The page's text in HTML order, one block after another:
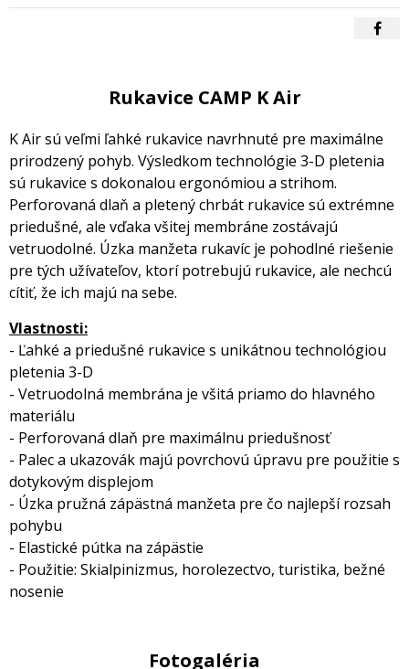
Rukavice CAMP K Air
K Air sú veľmi ľahké rukavice navrhnuté pre maximálne
prirodzený pohyb. Výsledkom technológie 3-D pletenia
sú rukavice s dokonalou ergonómiou a strihom.
Perforovaná dlaň a pletený chrbát rukavice sú extrémne
priedušné, ale vďaka všitej membráne zostávajú
vetruodolné. Úzka manžeta rukavíc je pohodlné riešenie
pre tých užívateľov, ktorí potrebujú rukavice, ale nechcú
cítiť, že ich majú na sebe.
Vlastnosti:
- Ľahké a priedušné rukavice s unikátnou technológiou
pletenia 3-D
- Vetruodolná membrána je všitá priamo do hlavného
materiálu
- Perforovaná dlaň pre maximálnu priedušnosť
- Palec a ukazovák majú povrchovú úpravu pre použitie s
dotykovým displejom
- Úzka pružná zápästná manžeta pre čo najlepší rozsah
pohybu
- Elastické pútka na zápästie
- Použitie: Skialpinizmus, horolezectvo, turistika, bežné
nosenie
Fotogaléria